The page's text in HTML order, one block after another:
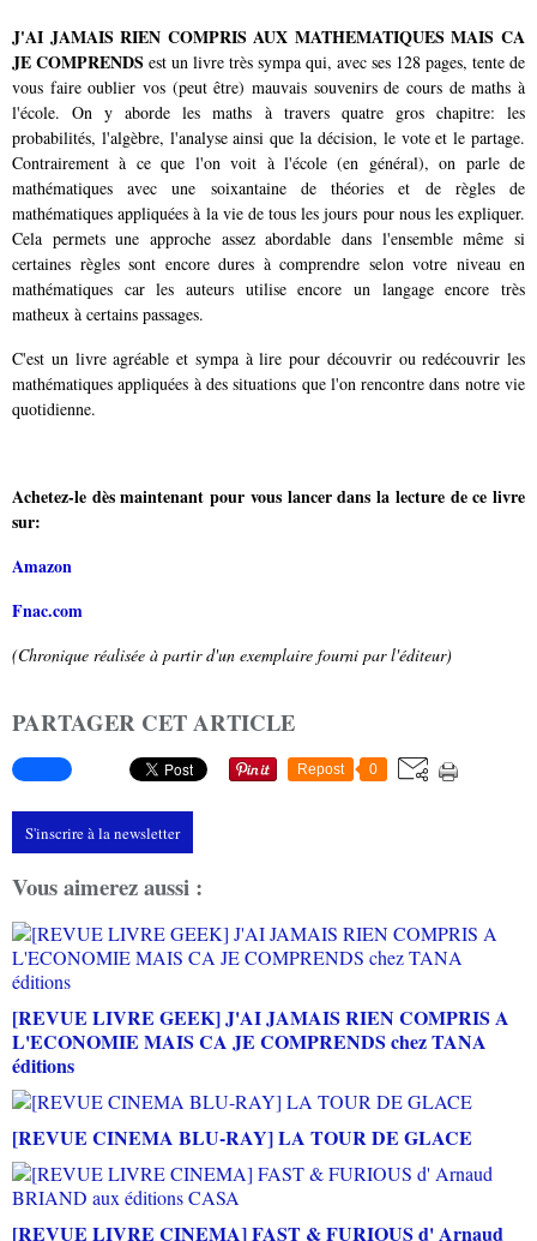
J'AI JAMAIS RIEN COMPRIS AUX MATHEMATIQUES MAIS CA
JE COMPRENDS est un livre très sympa qui, avec ses 128 pages, tente de
vous faire oublier vos (peut être) mauvais souvenirs de cours de maths à
l'école. On y aborde les maths à travers quatre gros chapitre: les
probabilités, l'algèbre, l'analyse ainsi que la décision, le vote et le partage.
Contrairement à ce que l'on voit à l'école (en général), on parle de
mathématiques avec une soixantaine de théories et de règles de
mathématiques appliquées à la vie de tous les jours pour nous les expliquer.
Cela permets une approche assez abordable dans l'ensemble même si
certaines règles sont encore dures à comprendre selon votre niveau en
mathématiques car les auteurs utilise encore un langage encore très
matheux à certains passages.
C'est un livre agréable et sympa à lire pour découvrir ou redécouvrir les
mathématiques appliquées à des situations que l'on rencontre dans notre vie
quotidienne.
Achetez-le dès maintenant pour vous lancer dans la lecture de ce livre
sur:
Amazon
Fnac.com
(Chronique réalisée à partir d'un exemplaire fourni par l'éditeur)
PARTAGER CET ARTICLE
Repost 0
S'inscrire à la newsletter
Vous aimerez aussi :
[REVUE LIVRE GEEK] J'AI JAMAIS RIEN COMPRIS A
L'ECONOMIE MAIS CA JE COMPRENDS chez TANA
éditions
[REVUE CINEMA BLU-RAY] LA TOUR DE GLACE
[REVUE LIVRE CINEMA] FAST & FURIOUS d' Arnaud